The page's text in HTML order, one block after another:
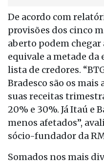
De acordo com
provisões dos cinco
aberto podem chegar
equivale a metade
lista de credores.
Bradesco são os mais
suas receitas
20% e 30%. Já Itaú e
menos afetados”,
sócio-fundador da
Somados nos mais